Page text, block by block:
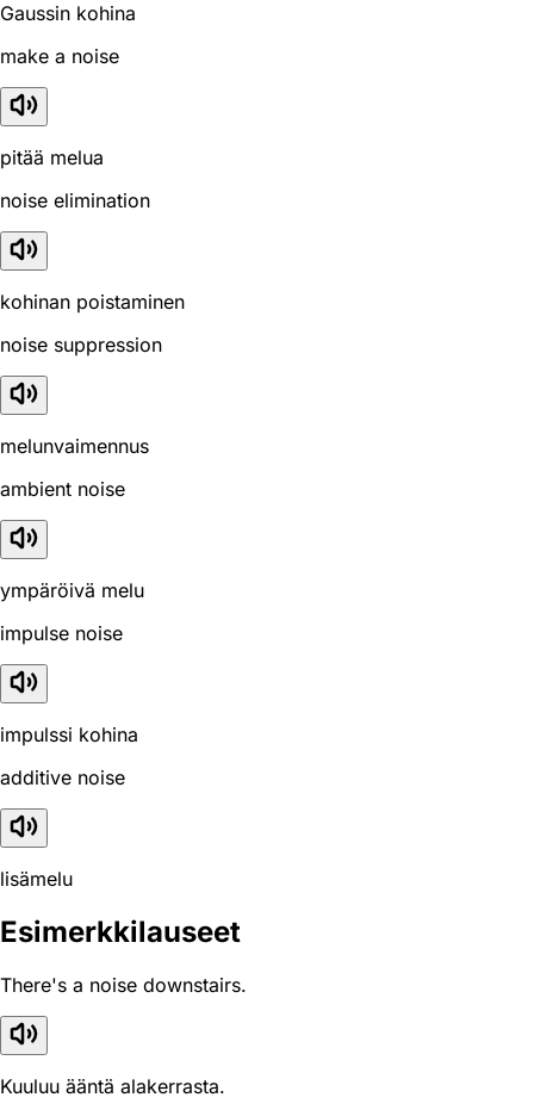
Gaussin kohina
make a noise
pitää melua
noise elimination
kohinan poistaminen
noise suppression
melunvaimennus
ambient noise
ympäröivä melu
impulse noise
impulssi kohina
additive noise
lisämelu
Esimerkkilauseet
There's a noise downstairs.
Kuuluu ääntä alakerrasta.